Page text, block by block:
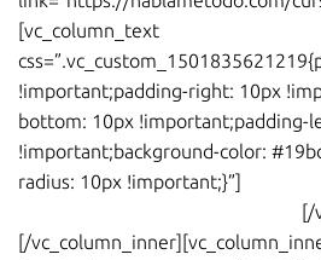
[vc_column_text
!important;padding-right: 10px
bottom: 10px !important;padding-
!important;background-color:
radius: 10px !important;}”]
[/
[/